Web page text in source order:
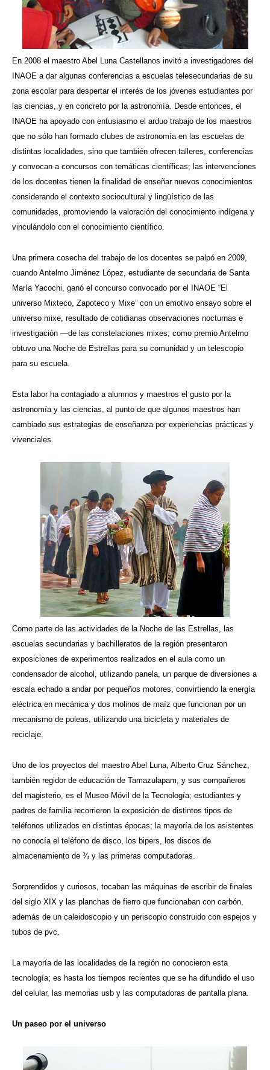
En 2008 el maestro Abel Luna Castellanos invitó a investigadores del
INAOE a dar algunas conferencias a escuelas telesecundarias de su
zona escolar para despertar el interés de los jóvenes estudiantes por
las ciencias, y en concreto por la astronomía. Desde entonces, el
INAOE ha apoyado con entusiasmo el arduo trabajo de los maestros
que no sólo han formado clubes de astronomía en las escuelas de
distintas localidades, sino que también ofrecen talleres, conferencias
y convocan a concursos con temáticas científicas; las intervenciones
de los docentes tienen la finalidad de enseñar nuevos conocimientos
considerando el contexto sociocultural y lingüístico de las
comunidades, promoviendo la valoración del conocimiento indígena y
vinculándolo con el conocimiento científico.
Una primera cosecha del trabajo de los docentes se palpó en 2009,
cuando Antelmo Jiménez López, estudiante de secundaria de Santa
María Yacochi, ganó el concurso convocado por el INAOE “El
universo Mixteco, Zapoteco y Mixe” con un emotivo ensayo sobre el
universo mixe, resultado de cotidianas observaciones nocturnas e
investigación —de las constelaciones mixes; como premio Antelmo
obtuvo una Noche de Estrellas para su comunidad y un telescopio
para su escuela.
Esta labor ha contagiado a alumnos y maestros el gusto por la
astronomía y las ciencias, al punto de que algunos maestros han
cambiado sus estrategias de enseñanza por experiencias prácticas y
vivenciales.
Como parte de las actividades de la Noche de las Estrellas, las
escuelas secundarias y bachilleratos de la región presentaron
exposiciones de experimentos realizados en el aula como un
condensador de alcohol, utilizando panela, un parque de diversiones a
escala echado a andar por pequeños motores, convirtiendo la energía
eléctrica en mecánica y dos molinos de maíz que funcionan por un
mecanismo de poleas, utilizando una bicicleta y materiales de
reciclaje.
Uno de los proyectos del maestro Abel Luna, Alberto Cruz Sánchez,
también regidor de educación de Tamazulapam, y sus compañeros
del magisterio, es el Museo Móvil de la Tecnología; estudiantes y
padres de familia recorrieron la exposición de distintos tipos de
teléfonos utilizados en distintas épocas; la mayoría de los asistentes
no conocía el teléfono de disco, los bipers, los discos de
almacenamiento de ¾ y las primeras computadoras.
Sorprendidos y curiosos, tocaban las máquinas de escribir de finales
del siglo XIX y las planchas de fierro que funcionaban con carbón,
además de un caleidoscopio y un periscopio construido con espejos y
tubos de pvc.
La mayoría de las localidades de la región no conocieron esta
tecnología; es hasta los tiempos recientes que se ha difundido el uso
del celular, las memorias usb y las computadoras de pantalla plana.
Un paseo por el universo